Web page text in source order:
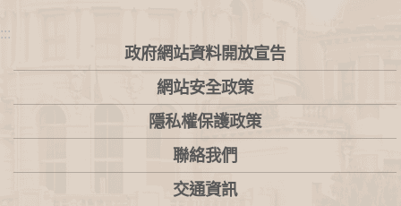
:::
政府網站資料開放宣告
網站安全政策
隱私權保護政策
聯絡我們
交通資訊